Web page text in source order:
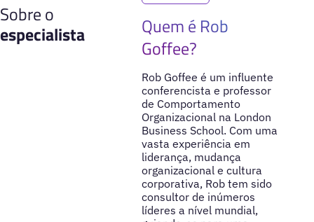
Sobre o
especialista
Quem é Rob
Goffee?
Rob Goffee é um influente
conferencista e professor
de Comportamento
Organizacional na London
Business School. Com uma
vasta experiência em
liderança, mudança
organizacional e cultura
corporativa, Rob tem sido
consultor de inúmeros
líderes a nível mundial,